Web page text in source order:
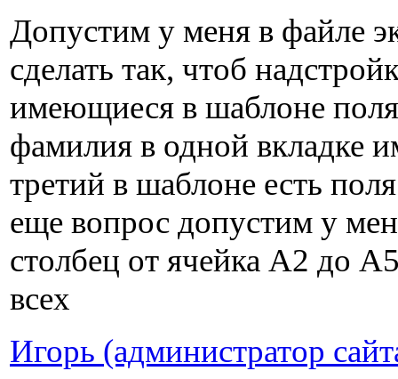
Допустим у меня в файле
сделать так, чтоб
имеющиеся в шаблоне
фамилия в одной вкладке
третий в шаблоне есть
еще вопрос допустим у
столбец от ячейка А2 до
всех
Игорь (администратор